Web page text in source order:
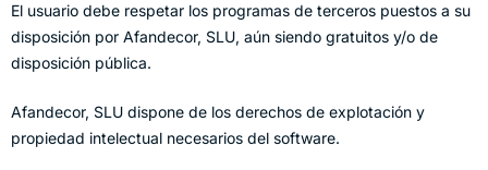
El usuario debe respetar los programas de terceros puestos a su
disposición por Afandecor, SLU, aún siendo gratuitos y/o de
disposición pública.
Afandecor, SLU dispone de los derechos de explotación y
propiedad intelectual necesarios del software.